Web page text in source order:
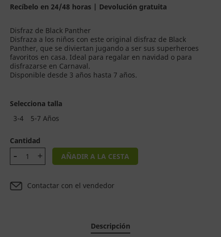
Recíbelo en 24/48 horas | Devolución gratuita
Disfraz de Black Panther
Disfraza a los niños con este original disfraz de Black
Panther, que se diviertan jugando a ser sus superheroes
favoritos en casa. Ideal para regalar en navidad o para
disfrazarse en Carnaval.
Disponible desde 3 años hasta 7 años.
Selecciona talla
3-4
5-7 Años
Cantidad
AÑADIR A LA CESTA
Contactar con el vendedor
Descripción